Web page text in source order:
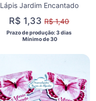
Lápis Jardim Encantado
R$ 1,33R$ 1,40
Prazo de produção: 3 dias
  Mínimo de 30